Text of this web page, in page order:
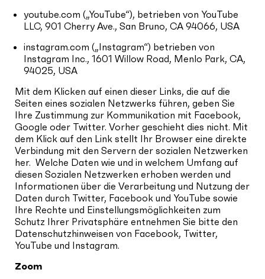
youtube.com („YouTube“), betrieben von YouTube
LLC, 901 Cherry Ave., San Bruno, CA 94066, USA
instagram.com („Instagram“) betrieben von
Instagram Inc., 1601 Willow Road, Menlo Park, CA,
94025, USA
Mit dem Klicken auf einen dieser Links, die auf die
Seiten eines sozialen Netzwerks führen, geben Sie
Ihre Zustimmung zur Kommunikation mit Facebook,
Google oder Twitter. Vorher geschieht dies nicht. Mit
dem Klick auf den Link stellt Ihr Browser eine direkte
Verbindung mit den Servern der sozialen Netzwerken
her. Welche Daten wie und in welchem Umfang auf
diesen Sozialen Netzwerken erhoben werden und
Informationen über die Verarbeitung und Nutzung der
Daten durch Twitter, Facebook und YouTube sowie
Ihre Rechte und Einstellungsmöglichkeiten zum
Schutz Ihrer Privatsphäre entnehmen Sie bitte den
Datenschutzhinweisen von Facebook, Twitter,
YouTube und Instagram.
Zoom